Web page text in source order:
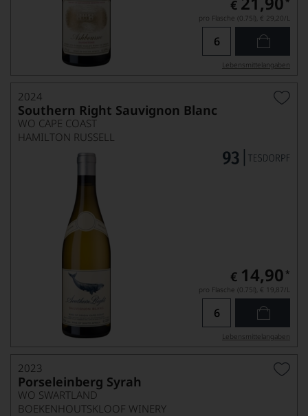
€
pro Flasche (0.75l), € 29,20/L
Lebensmittel­angaben
2024
Southern Right Sauvignon Blanc
WO CAPE COAST
HAMILTON RUSSELL
€ 14,90 *
pro Flasche (0.75l), € 19,87/L
Lebensmittel­angaben
2023
Porseleinberg Syrah
WO SWARTLAND
BOEKENHOUTSKLOOF WINERY